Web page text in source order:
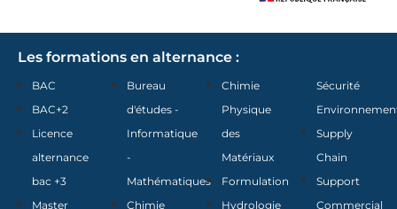
Les formations en alternance :
BAC
BAC+2
Licence
alternance
bac +3
Master
Bureau
d'études -
Informatique
-
Mathématiques
Chimie
Chimie
Physique
des
Matériaux
Formulation
Hydrologie
Sécurité
Supply
Chain
Support
Commercial